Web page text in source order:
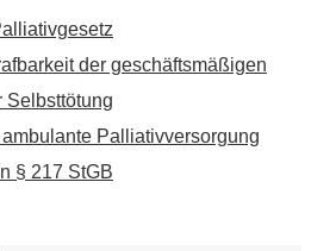
der geschäftsmäßigen
Selbsttötung
Palliativversorgung
§ 217 StGB